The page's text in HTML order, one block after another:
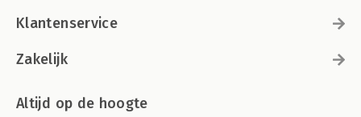
Klantenservice
Zakelijk
Altijd op de hoogte